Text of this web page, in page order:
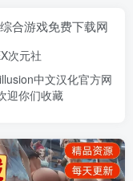
合游戏免费下载网
次元社
illusion中文汉化官方网
迎你们收藏